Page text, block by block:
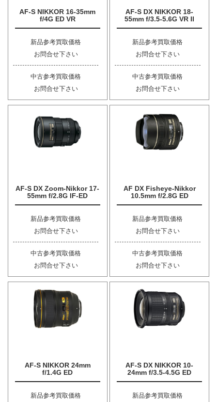
AF-S NIKKOR 16-35mm
f/4G ED VR
新品参考買取価格
お問合せ下さい
中古参考買取価格
お問合せ下さい
AF-S DX NIKKOR 18-
55mm f/3.5-5.6G VR II
新品参考買取価格
お問合せ下さい
中古参考買取価格
お問合せ下さい
AF-S DX Zoom-Nikkor 17-
55mm f/2.8G IF-ED
新品参考買取価格
お問合せ下さい
中古参考買取価格
お問合せ下さい
AF DX Fisheye-Nikkor
10.5mm f/2.8G ED
新品参考買取価格
お問合せ下さい
中古参考買取価格
お問合せ下さい
AF-S NIKKOR 24mm
f/1.4G ED
新品参考買取価格
AF-S DX NIKKOR 10-
24mm f/3.5-4.5G ED
新品参考買取価格